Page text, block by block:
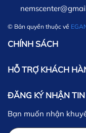
© Bản quyền thuộc về
CHÍNH SÁCH
HỖ TRỢ KHÁCH
ĐĂNG KÝ NHẬN TIN
Bạn muốn nhận